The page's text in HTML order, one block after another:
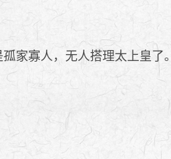
家寡人，无人搭理太上皇了。